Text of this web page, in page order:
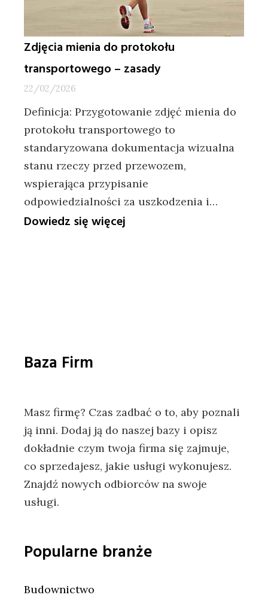
Zdjęcia mienia do protokołu
transportowego – zasady
22/02/2026
Definicja: Przygotowanie zdjęć mienia do
protokołu transportowego to
standaryzowana dokumentacja wizualna
stanu rzeczy przed przewozem,
wspierająca przypisanie
odpowiedzialności za uszkodzenia i…
Dowiedz się więcej
Baza Firm
Masz firmę? Czas zadbać o to, aby poznali
ją inni. Dodaj ją do naszej bazy i opisz
dokładnie czym twoja firma się zajmuje,
co sprzedajesz, jakie usługi wykonujesz.
Znajdź nowych odbiorców na swoje
usługi.
Popularne branże
Budownictwo